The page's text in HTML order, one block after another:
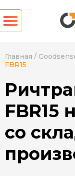
Главная /
FBR15
FBR15
со